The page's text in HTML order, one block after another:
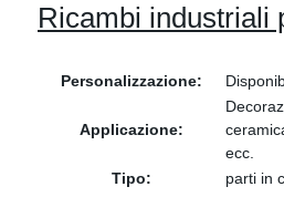
Ricambi industriali
Personalizzazione:
Applicazione:
ecc.
Tipo:
parti in